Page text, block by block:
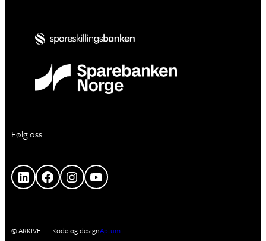
Følg oss
LinkedIn Facebook Instagram YouTube
© ARKIVET – Kode og designAptum